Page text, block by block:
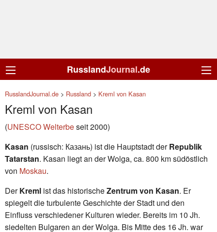
RusslandJournal.de
RusslandJournal.de > Russland > Kreml von Kasan
Kreml von Kasan
(UNESCO Welterbeseit 2000)
Kasan (russisch: Казань) ist die Hauptstadt derRepublik
Tatarstan. Kasan liegt an der Wolga, ca. 800 km südöstlich
von Moskau.
DerKreml ist das historischeZentrum von Kasan. Er
spiegelt die turbulente Geschichte der Stadt und den
Einfluss verschiedener Kulturen wieder. Bereits im 10 Jh.
siedelten Bulgaren an der Wolga. Bis Mitte des 16 Jh. war